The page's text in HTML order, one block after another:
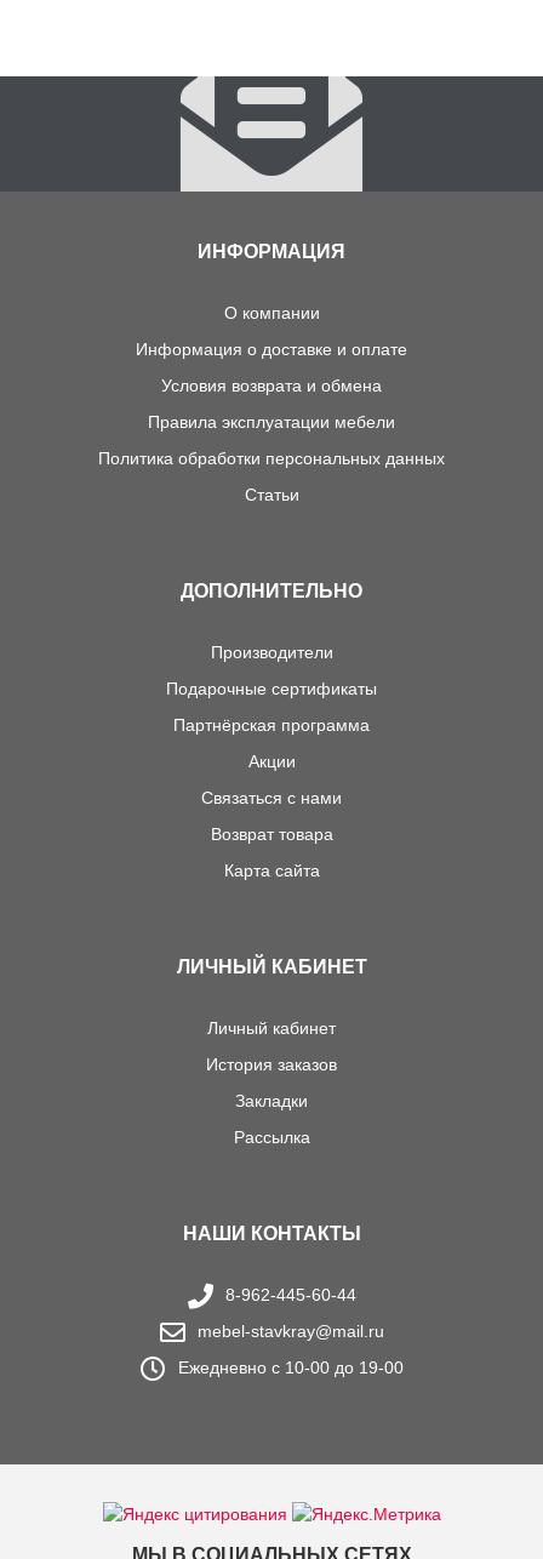
ИНФОРМАЦИЯ
О компании
Информация о доставке и оплате
Условия возврата и обмена
Правила эксплуатации мебели
Политика обработки персональных данных
Статьи
ДОПОЛНИТЕЛЬНО
Производители
Подарочные сертификаты
Партнёрская программа
Акции
Связаться с нами
Возврат товара
Карта сайта
ЛИЧНЫЙ КАБИНЕТ
Личный кабинет
История заказов
Закладки
Рассылка
НАШИ КОНТАКТЫ
8-962-445-60-44
mebel-stavkray@mail.ru
Ежедневно с 10-00 до 19-00